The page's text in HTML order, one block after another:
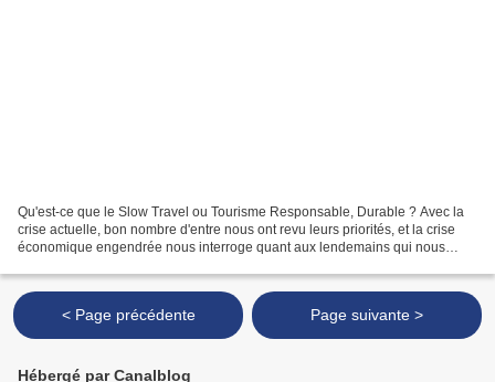
Qu'est-ce que le Slow Travel ou Tourisme Responsable, Durable ? Avec la
crise actuelle, bon nombre d'entre nous ont revu leurs priorités, et la crise
économique engendrée nous interroge quant aux lendemains qui nous
< Page précédente Page suivante >
Hébergé par Canalblog